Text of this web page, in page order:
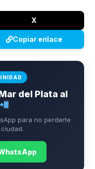
X
Copiar enlace
del Plata al
para no perderte